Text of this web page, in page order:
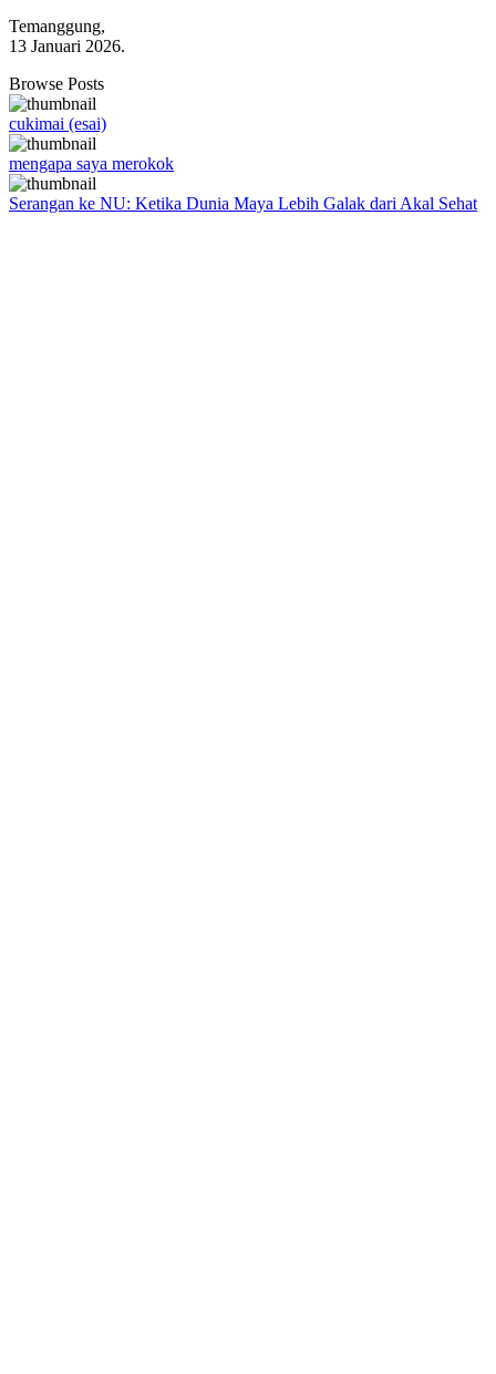
Temanggung,
13 Januari 2026.
Browse Posts
cukimai (esai)
mengapa saya merokok
Serangan ke NU: Ketika Dunia Maya Lebih Galak dari Akal Sehat